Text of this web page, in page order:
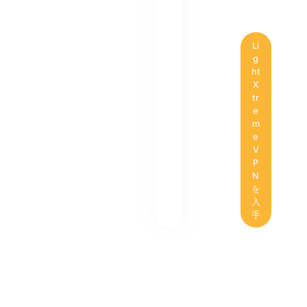
Li
g
ht
X
tr
e
m
e
V
P
N
を
入
手